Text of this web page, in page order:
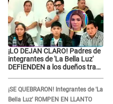
¡LO DEJAN CLARO! Padres de
integrantes de 'La Bella Luz'
DEFIENDEN a los dueños tras
¡SE QUEBRARON! Integrantes de 'La
Bella Luz' ROMPEN EN LLANTO